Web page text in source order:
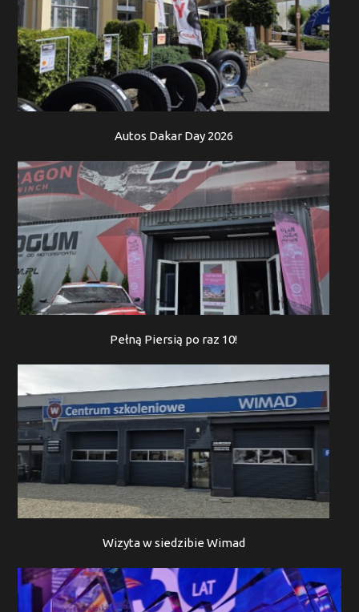
Autos Dakar Day 2026
Pełną Piersią po raz 10!
Wizyta w siedzibie Wimad